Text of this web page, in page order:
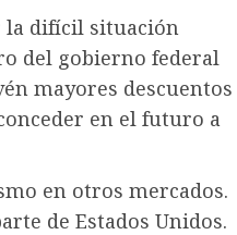
difícil situación
del gobierno federal
mayores descuentos
en el futuro a
en otros mercados.
de Estados Unidos.